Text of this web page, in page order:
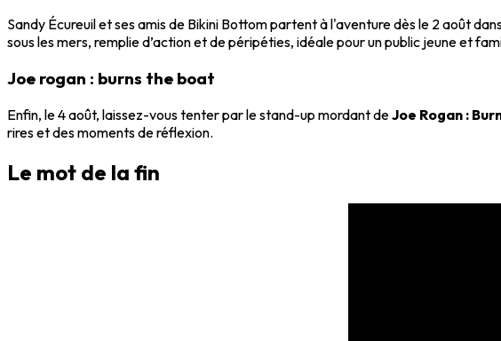
Sandy Écureuil et ses amis de Bikini Bottom partent à l'aventure dès le 2 août
sous les mers, remplie d’action et de péripéties, idéale pour un public jeune et
Joe rogan : burns the boat
Enfin, le 4 août, laissez-vous tenter par le stand-up mordant deJoe Rogan :
rires et des moments de réflexion.
Le mot de la fin